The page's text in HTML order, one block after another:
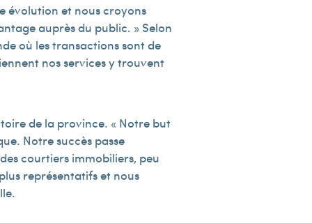
évolution et nous croyons
auprès du public. » Selon
où les transactions sont de
nos services y trouvent
de la province. « Notre but
Notre succès passe
courtiers immobiliers, peu
représentatifs et nous